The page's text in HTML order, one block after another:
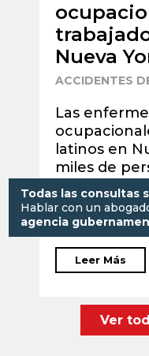
Nueva
ACCIDENTES
Las
latinos en
miles de
día,
Leer Más
Ver
Todas las consultas
Hablar con un
agencia